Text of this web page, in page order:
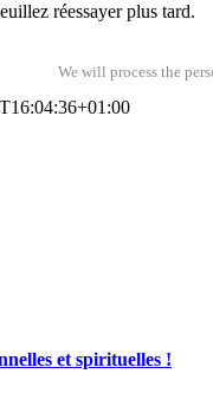
réessayer plus tard.
We will process the
et spirituelles !